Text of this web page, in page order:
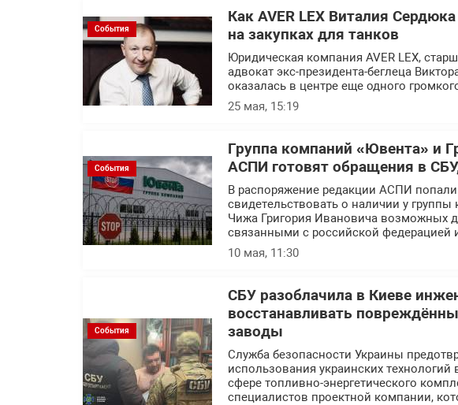
События
Как AVER LEX Виталия
на закупках для танков
Юридическая компания AVER LEX,
адвокат экс-президента-беглеца
оказалась в центре еще одного
25 мая, 15:19
События
Группа компаний «Ювента» и
АСПИ готовят обращения в
В распоряжение редакции АСПИ
свидетельствовать о наличии у
Чижа Григория Ивановича возможных
связанными с российской федерацией
10 мая, 11:30
События
СБУ разоблачила в Киеве
восстанавливать
заводы
Служба безопасности Украины
использования украинских технологий
сфере топливно-энергетического
специалистов проектной компании,